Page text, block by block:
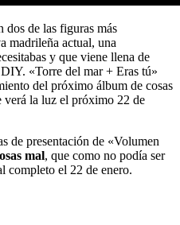
dos de las figuras más
madrileña actual, una
y que viene llena de
«Torre del mar + Eras tú»
del próximo álbum de cosas
verá la luz el próximo 22 de
de presentación de «Volumen
mal, que como no podía ser
completo el 22 de enero.